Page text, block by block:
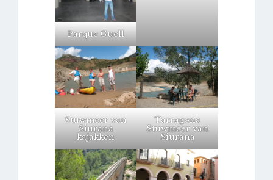
Parque Guell
Stuwmeer van
Siurana
kajakken
Tarragona
Stuwmeer van
Siurana